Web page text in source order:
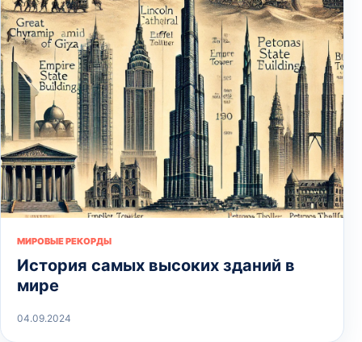
МИРОВЫЕ РЕКОРДЫ
История самых высоких зданий в
мире
04.09.2024